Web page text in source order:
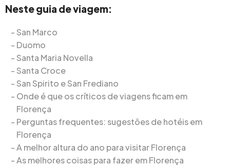
Neste guia de viagem:
San Marco
Duomo
Santa Maria Novella
Santa Croce
San Spirito e San Frediano
Onde é que os críticos de viagens ficam em
Florença
Perguntas frequentes: sugestões de hotéis em
Florença
A melhor altura do ano para visitar Florença
As melhores coisas para fazer em Florença